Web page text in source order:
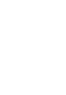
Anhalt Casa
G